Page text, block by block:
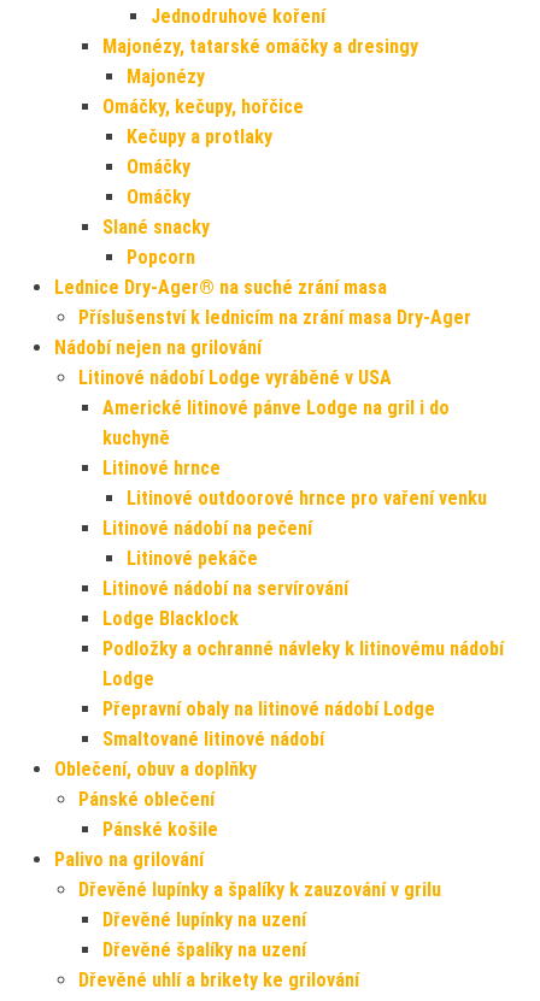
Jednodruhové koření
Majonézy, tatarské omáčky a dresingy
Majonézy
Omáčky, kečupy, hořčice
Kečupy a protlaky
Omáčky
Omáčky
Slané snacky
Popcorn
Lednice Dry-Ager® na suché zrání masa
Příslušenství k lednicím na zrání masa Dry-Ager
Nádobí nejen na grilování
Litinové nádobí Lodge vyráběné v USA
Americké litinové pánve Lodge na gril i do
kuchyně
Litinové hrnce
Litinové outdoorové hrnce pro vaření venku
Litinové nádobí na pečení
Litinové pekáče
Litinové nádobí na servírování
Lodge Blacklock
Podložky a ochranné návleky k litinovému nádobí
Lodge
Přepravní obaly na litinové nádobí Lodge
Smaltované litinové nádobí
Oblečení, obuv a doplňky
Pánské oblečení
Pánské košile
Palivo na grilování
Dřevěné lupínky a špalíky k zauzování v grilu
Dřevěné lupínky na uzení
Dřevěné špalíky na uzení
Dřevěné uhlí a brikety ke grilování